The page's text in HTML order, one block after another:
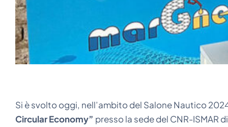
Si è svolto oggi, nell’ambito del Salone Nautico
Circular Economy” presso la sede del CNR-ISMAR